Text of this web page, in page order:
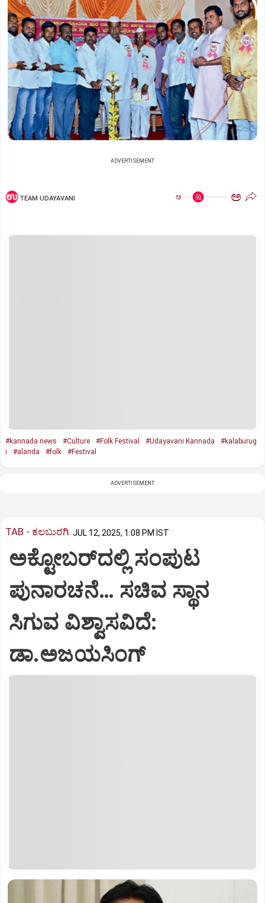
ADVERTISEMENT
TEAM UDAYAVANI ಅ ಅ
#kannada news #Culture #Folk Festival #Udayavani Kannada
#kalaburug
i
#alanda #folk #Festival
ADVERTISEMENT
TAB - ಕಲಬುರಗಿ JUL 12, 2025, 1:08 PM IST
ಅಕ್ಟೋಬರ್‌ದಲ್ಲಿ ಸಂಪುಟ
ಪುನಾರಚನೆ… ಸಚಿವ ಸ್ಥಾನ
ಸಿಗುವ ವಿಶ್ವಾಸವಿದೆ:
ಡಾ.ಅಜಯಸಿಂಗ್